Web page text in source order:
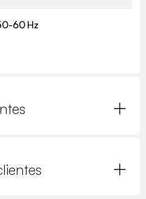
60 Hz